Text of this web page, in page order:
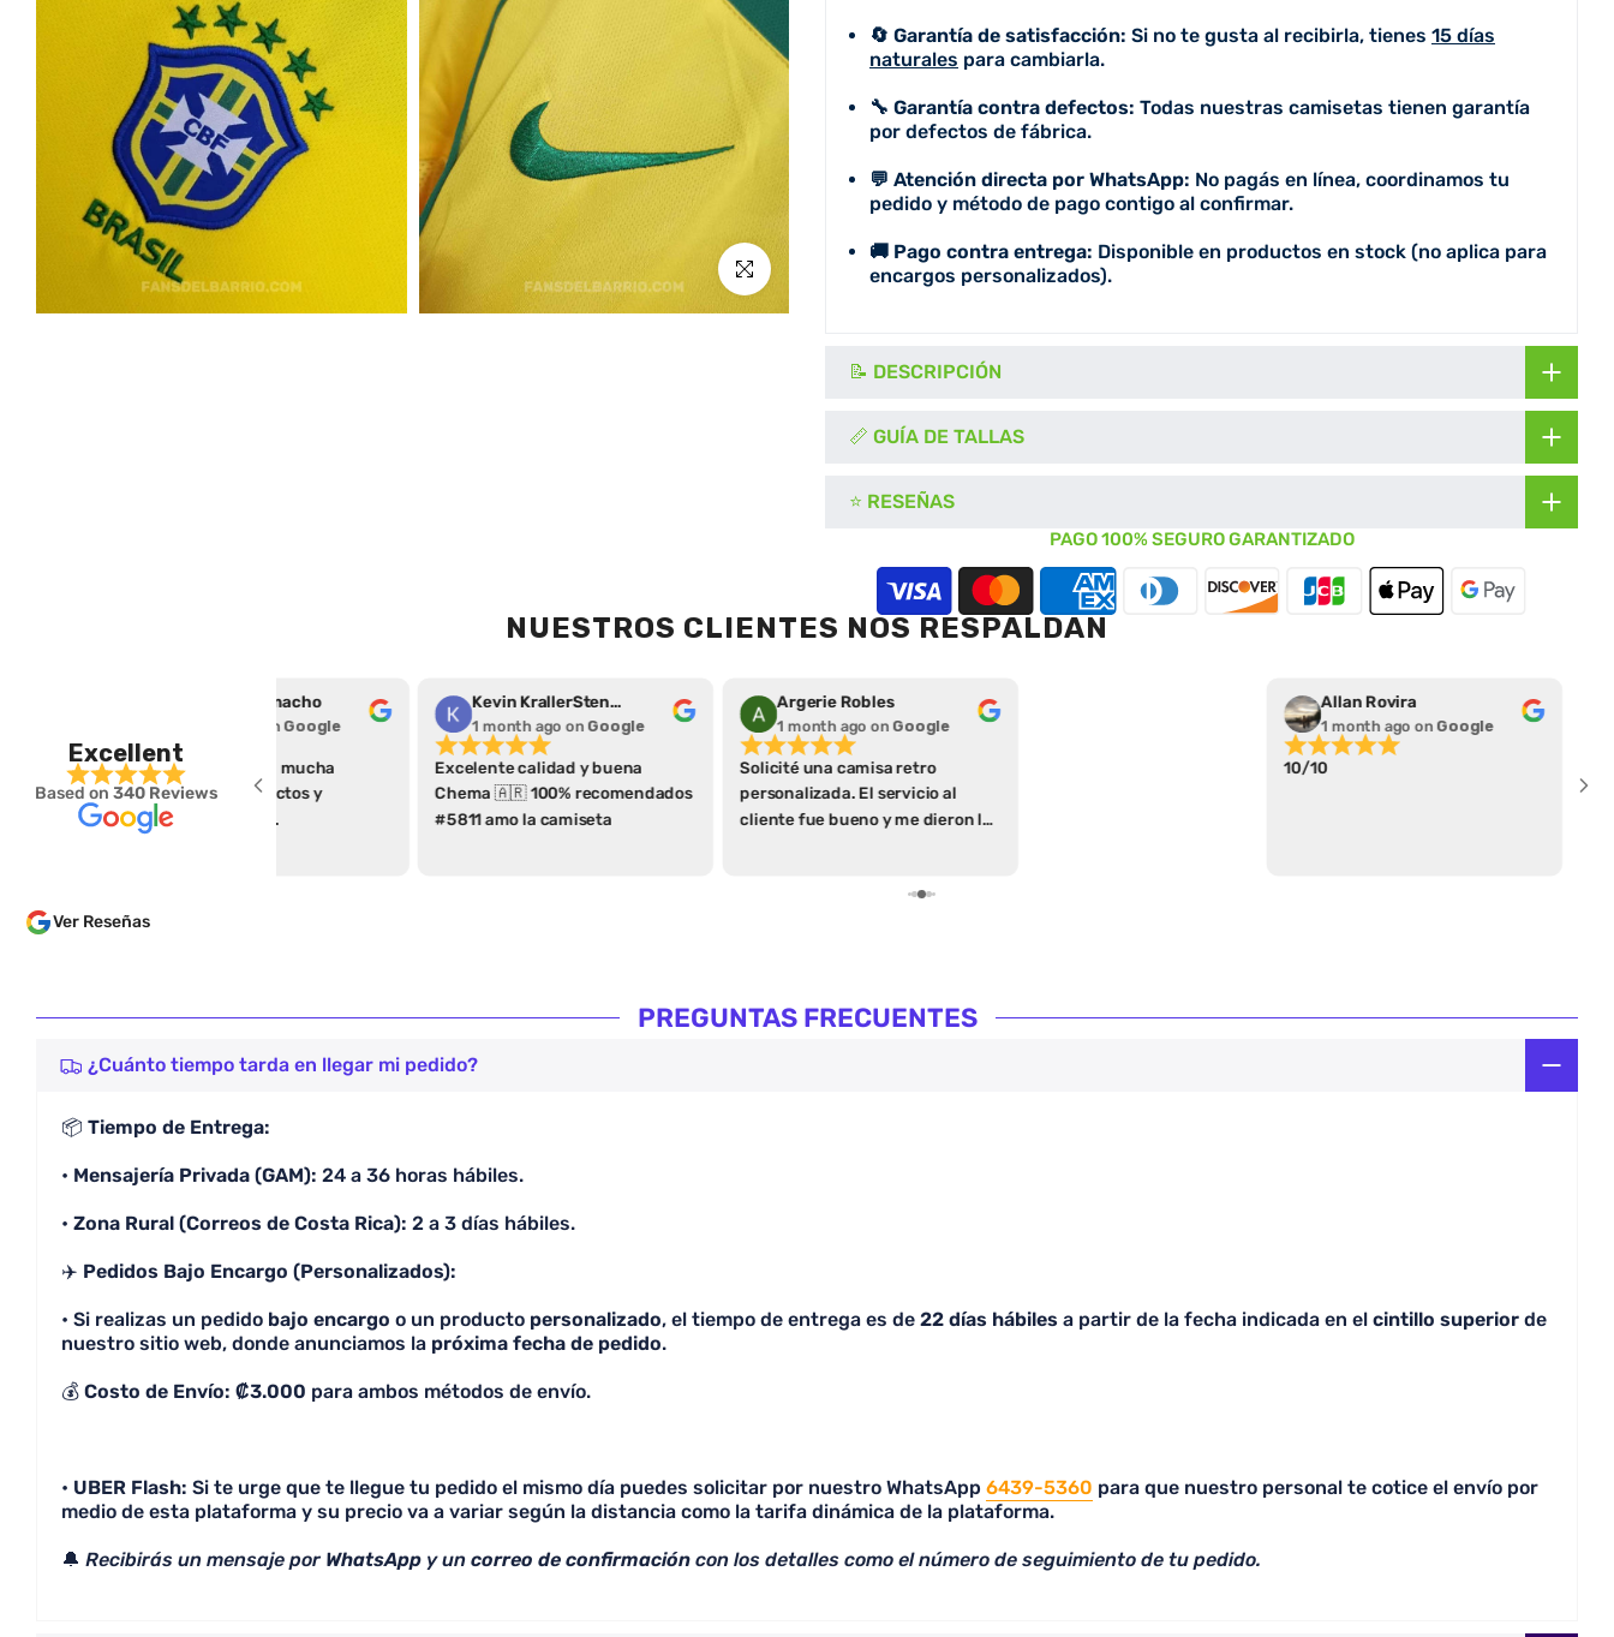
Click para agrandar
🔄 Garantía de satisfacción: Si no te gusta al recibirla, tienes 15 días
naturales para cambiarla.
🔧 Garantía contra defectos: Todas nuestras camisetas tienen garantía
por defectos de fábrica.
💬 Atención directa por WhatsApp: No pagás en línea, coordinamos tu
pedido y método de pago contigo al confirmar.
🚚 Pago contra entrega: Disponible en productos en stock (no aplica para
encargos personalizados).
📝 DESCRIPCIÓN
📏 GUÍA DE TALLAS
⭐ RESEÑAS
PAGO 100% SEGURO GARANTIZADO
NUESTROS CLIENTES NOS RESPALDAN
Excellent
Based on 340 Reviews
Allan Rovira
1 month ago on Google
10/10
Saymond Camacho
on Google
Excelente calidad, mucha
variedad de productos y
excelente servicio.
Kevin KrallerStene (KevinStene66)
1 month ago on Google
Excelente calidad y buena
Chema 🇦🇷 100% recomendados
#5811 amo la camiseta
Argerie Robles
1 month ago on Google
Solicité una camisa retro
personalizada. El servicio al
cliente fue bueno y me dieron las
presentación de entrega, el
Ver Reseñas
PREGUNTAS FRECUENTES
¿Cuánto tiempo tarda en llegar mi pedido?
📦 Tiempo de Entrega:
• Mensajería Privada (GAM): 24 a 36 horas hábiles.
• Zona Rural (Correos de Costa Rica): 2 a 3 días hábiles.
✈️ Pedidos Bajo Encargo (Personalizados):
• Si realizas un pedido bajo encargo o un producto personalizado, el tiempo de entrega es de 22 días hábiles a partir de la fecha indicada en el cintillo superior de
nuestro sitio web, donde anunciamos la próxima fecha de pedido.
💰 Costo de Envío: ₡3.000 para ambos métodos de envío.
• UBER Flash: Si te urge que te llegue tu pedido el mismo día puedes solicitar por nuestro WhatsApp 6439-5360 para que nuestro personal te cotice el envío por
medio de esta plataforma y su precio va a variar según la distancia como la tarifa dinámica de la plataforma.
🔔 Recibirás un mensaje por WhatsApp y un correo de confirmación con los detalles como el número de seguimiento de tu pedido.